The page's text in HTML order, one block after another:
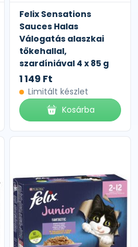
Felix Sensations
Sauces Halas
Válogatás alaszkai
tőkehallal,
szardíniával 4 x 85 g
1 149 Ft
Limitált készlet
Kosárba